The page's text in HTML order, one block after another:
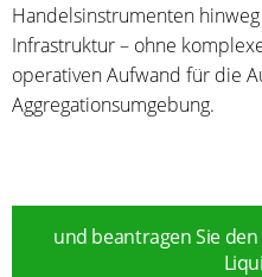
Handelsinstrumenten
Infrastruktur – ohne
operativen Aufwand für die
Aggregationsumgebung.
und beantragen Sie